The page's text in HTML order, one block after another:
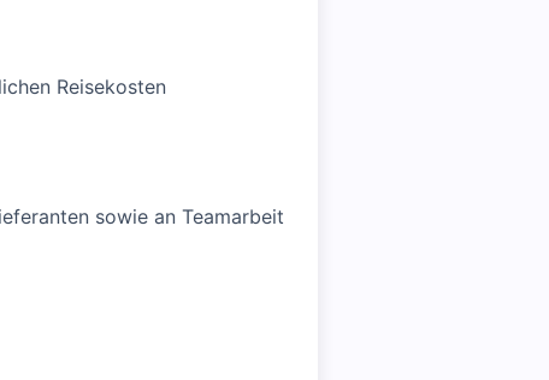
Reisekosten
sowie an Teamarbeit